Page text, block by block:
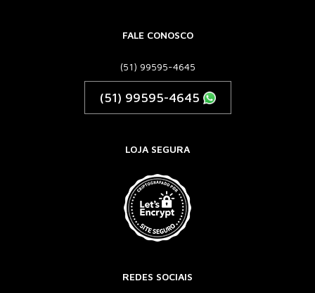
FALE CONOSCO
(51) 99595-4645
(51) 99595-4645
LOJA SEGURA
REDES SOCIAIS